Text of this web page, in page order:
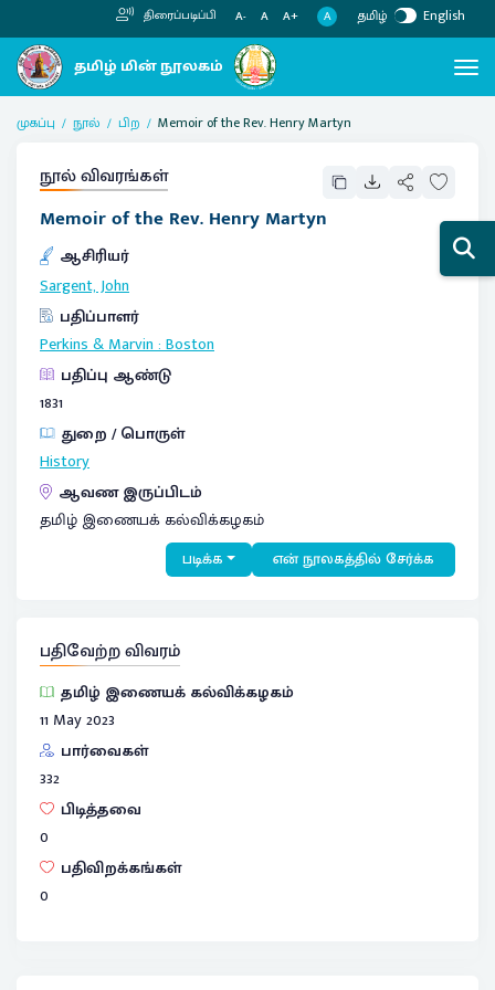
திரைப்படிப்பி A- A A+ A தமிழ் English
முகப்பு நூல் பிற Memoir of the Rev. Henry Martyn
நூல் விவரங்கள்
Memoir of the Rev. Henry Martyn
ஆசிரியர்
Sargent, John
பதிப்பாளர்
Perkins & Marvin:Boston
பதிப்பு ஆண்டு
1831
துறை / பொருள்
History
ஆவண இருப்பிடம்
தமிழ் இணையக் கல்விக்கழகம்
படிக்க என் நூலகத்தில் சேர்க்க
பதிவேற்ற விவரம்
தமிழ் இணையக் கல்விக்கழகம்
11 May 2023
பார்வைகள்
332
பிடித்தவை
0
பதிவிறக்கங்கள்
0